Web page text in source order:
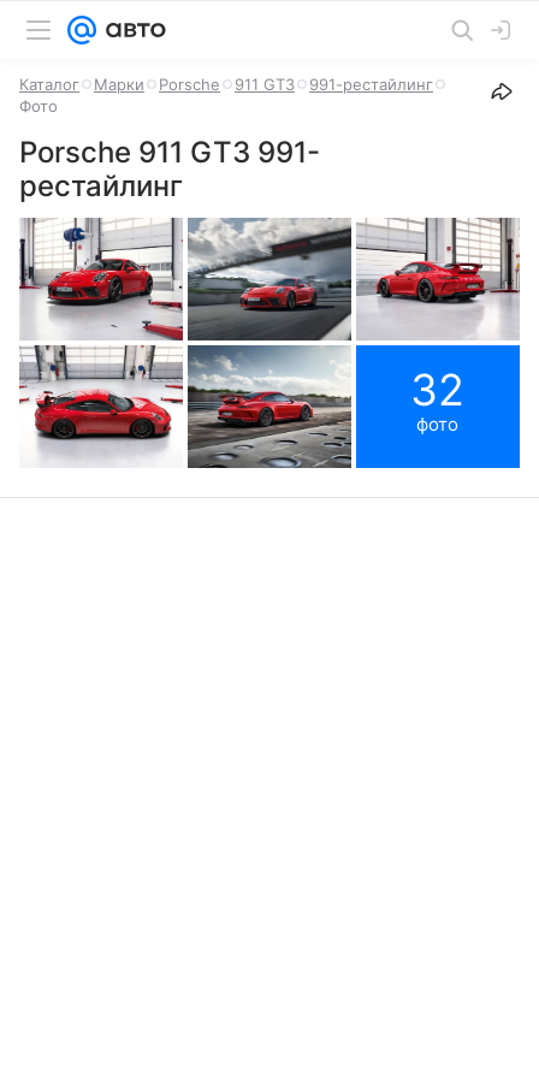
Каталог Марки Porsche 911 GT3
991-рестайлинг
Фото
Porsche 911 GT3 991-
рестайлинг
32
фото